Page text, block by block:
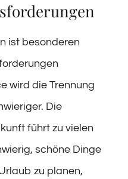
ist besonderen
wird die Trennung
Die
führt zu vielen
schöne Dinge
zu planen,